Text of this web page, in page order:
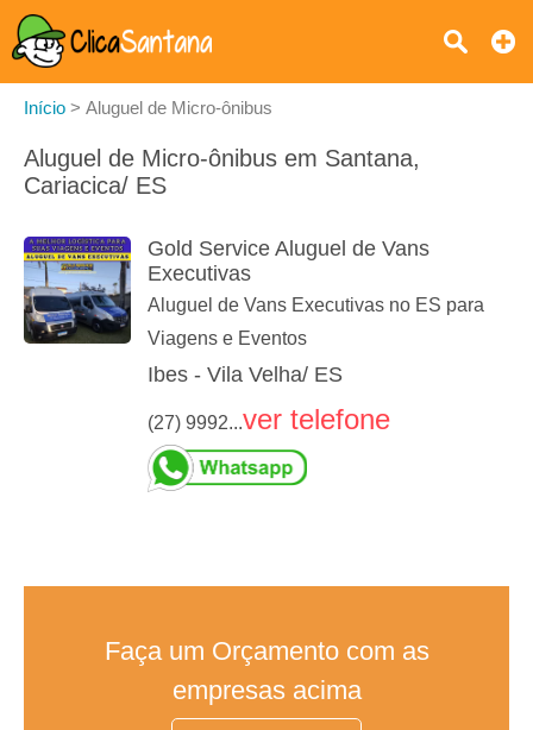
Início > Aluguel de Micro-ônibus
Aluguel de Micro-ônibus em Santana,
Cariacica/ ES
Gold Service Aluguel de Vans
Executivas
Aluguel de Vans Executivas no ES para
Viagens e Eventos
Ibes - Vila Velha/ ES
(27) 9992...ver telefone
Faça um Orçamento com as
empresas acima